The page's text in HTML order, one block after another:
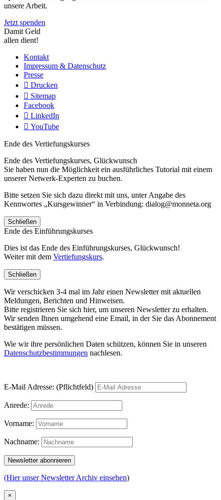
unsere Arbeit.
Jetzt spenden
Damit Geld
allen dient!
Kontakt
Impressum & Datenschutz
Presse
Drucken
Sitemap
Facebook
LinkedIn
YouTube
Ende des Vertiefungskurses
Ende des Vertiefungskurses, Glückwunsch
Sie haben nun die Möglichkeit ein ausführliches Tutorial mit einem
unserer Netwerk-Experten zu buchen.
Bitte setzen Sie sich dazu direkt mit uns, unter Angabe des
Kennwortes „Kursgewinner“ in Verbindung: dialog@monneta.org
Schließen
Ende des Einführungskurses
Dies ist das Ende des Einführungskurses, Glückwunsch!
Weiter mit dem Vertiefungskurs.
Schließen
Wir verschicken 3-4 mal im Jahr einen Newsletter mit aktuellen
Meldungen, Berichten und Hinweisen.
Bitte registrieren Sie sich hier, um unseren Newsletter zu erhalten.
Wir senden Ihnen umgehend eine Email, in der Sie das Abonnement
bestätigen müssen.
Wie wir ihre persönlichen Daten schützen, können Sie in unseren
Datenschutzbestimmungen nachlesen.
E-Mail Adresse: (Pflichtfeld)
Anrede:
Vorname:
Nachname:
(Hier unser Newsletter Archiv einsehen)
×